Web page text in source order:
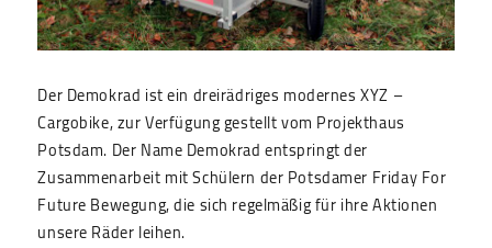
Der Demokrad ist ein dreirädriges modernes XYZ –
Cargobike, zur Verfügung gestellt vom Projekthaus
Potsdam. Der Name Demokrad entspringt der
Zusammenarbeit mit Schülern der Potsdamer Friday For
Future Bewegung, die sich regelmäßig für ihre Aktionen
unsere Räder leihen.